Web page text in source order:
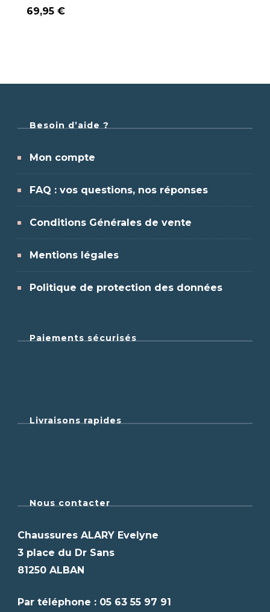
69,95 €
Besoin d’aide ?
Mon compte
FAQ : vos questions, nos réponses
Conditions Générales de vente
Mentions légales
Politique de protection des données
Paiements sécurisés
Livraisons rapides
Nous contacter
Chaussures ALARY Evelyne
3 place du Dr Sans
81250 ALBAN
Par téléphone : 05 63 55 97 91